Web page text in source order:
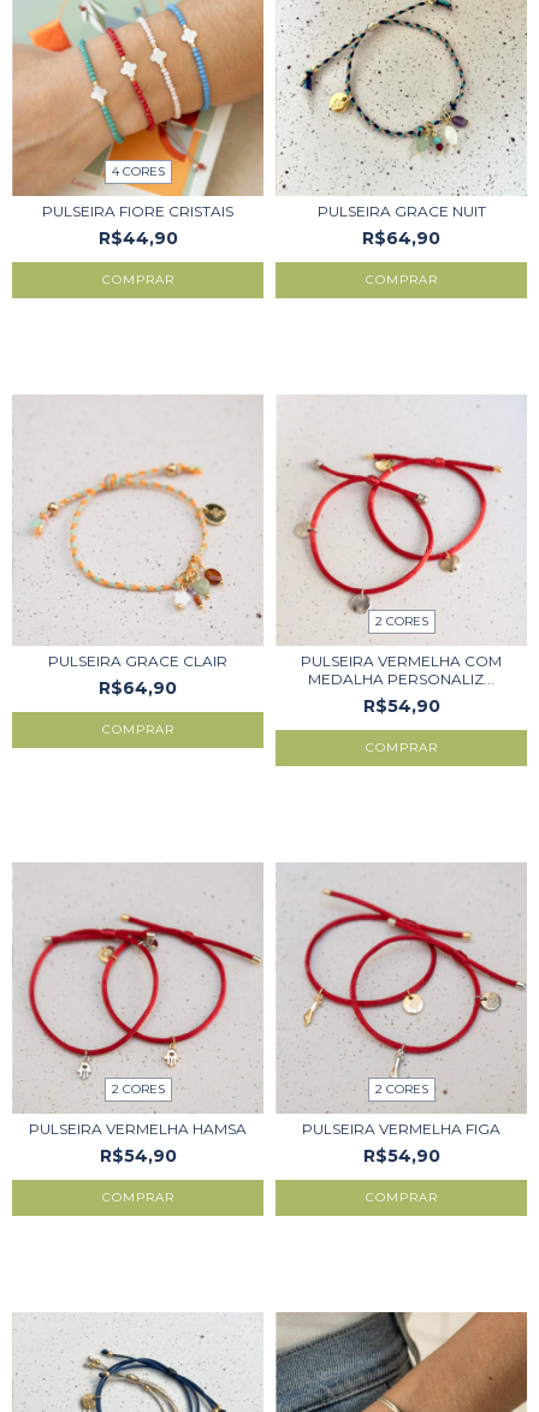
4 CORES
PULSEIRA FIORE CRISTAIS
R$44,90
COMPRAR
PULSEIRA GRACE NUIT
R$64,90
PULSEIRA GRACE CLAIR
R$64,90
2 CORES
PULSEIRA VERMELHA COM
MEDALHA PERSONALIZ...
R$54,90
COMPRAR
2 CORES
PULSEIRA VERMELHA HAMSA
R$54,90
COMPRAR
2 CORES
PULSEIRA VERMELHA FIGA
R$54,90
COMPRAR